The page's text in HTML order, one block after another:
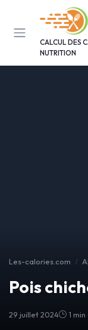
CALCUL DES
NUTRITION
Les-calories.com
Pois
29 juillet 2024 1
Panneau de gestion